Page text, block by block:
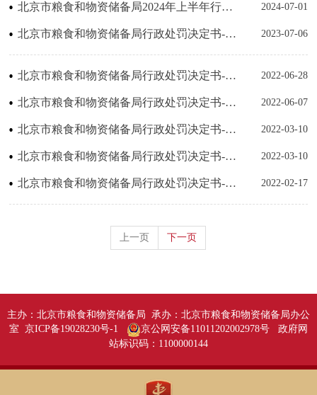
北京市粮食和物资储备局2024年上半年行政处罚情况说明 2024-07-01
北京市粮食和物资储备局行政处罚决定书-京市粮罚字〔2023〕第02号 2023-07-06
北京市粮食和物资储备局行政处罚决定书-京市粮罚字〔2022〕第07号 2022-06-28
北京市粮食和物资储备局行政处罚决定书-京市粮罚字〔2022〕第06号 2022-06-07
北京市粮食和物资储备局行政处罚决定书-京市粮罚字〔2022〕第05号 2022-03-10
北京市粮食和物资储备局行政处罚决定书-京市粮罚字〔2022〕第04号 2022-03-10
北京市粮食和物资储备局行政处罚决定书-京市粮罚字〔2022〕第03号 2022-02-17
上一页 下一页
主办：北京市粮食和物资储备局 承办：北京市粮食和物资储备局办公
室 京ICP备19028230号-1
京公网安备11011202002978号政府网
站标识码：1100000144